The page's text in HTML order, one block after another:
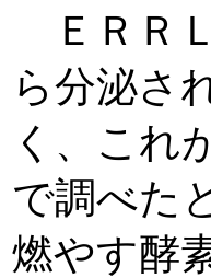
ＥＲＲ
ら分泌さ
く、これ
で調べた
燃やす酵